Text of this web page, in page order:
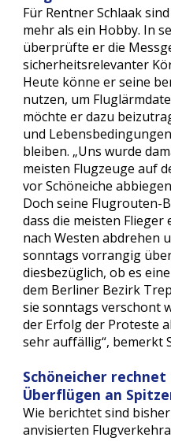
Für Rentner Schlaak
mehr als ein Hobby. In
überprüfte er die
sicherheitsrelevanter
Heute könne er seine
nutzen, um
möchte er dazu
und
bleiben. „Uns wurde
meisten Flugzeuge auf
vor Schöneiche
Doch seine Flugrouten-
dass die meisten
nach Westen abdrehen
sonntags vorrangig
diesbezüglich, ob es
dem Berliner Bezirk
sie sonntags verschont
der Erfolg der Proteste
sehr auffällig“, bemerkt
Schöneicher rechnet
Überflügen an
Wie berichtet sind
anvisierten